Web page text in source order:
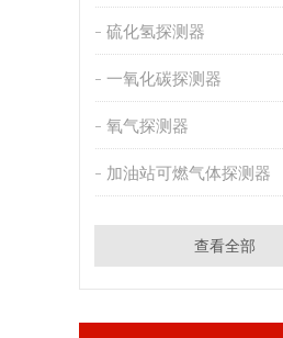
硫化氢探测器
一氧化碳探测器
氧气探测器
加油站可燃气体探测器
查看全部